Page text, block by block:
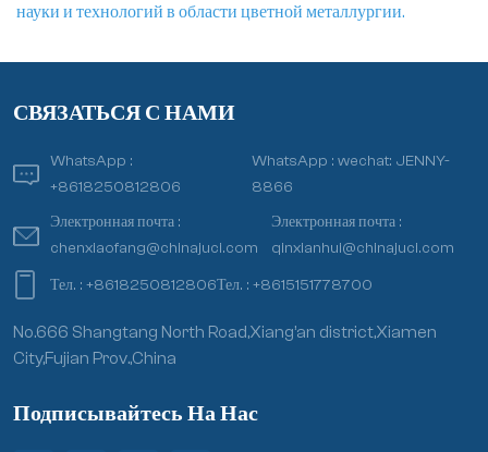
науки и технологий в области цветной металлургии.
СВЯЗАТЬСЯ С НАМИ
WhatsApp :
+8618250812806
WhatsApp :wechat: JENNY-
8866
Электронная почта :
chenxiaofang@chinajuci.com
Электронная почта :
qinxianhui@chinajuci.com
Тел. :+8618250812806Тел. :+8615151778700
No.666 Shangtang North Road,Xiang’an district,Xiamen
City,Fujian Prov.,China
Подписывайтесь На Нас